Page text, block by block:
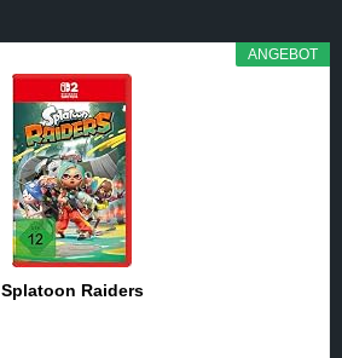
ANGEBOT
Splatoon Raiders